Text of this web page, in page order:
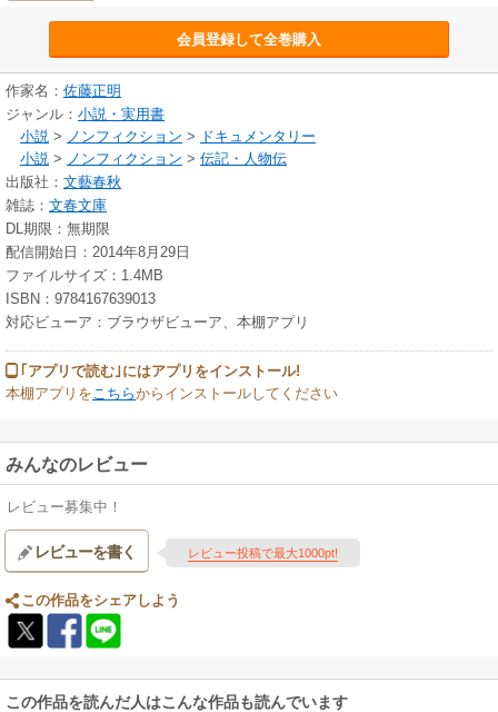
会員登録して全巻購入
作家名： 佐藤正明
ジャンル： 小説・実用書
小説 > ノンフィクション > ドキュメンタリー
小説 > ノンフィクション > 伝記・人物伝
出版社： 文藝春秋
雑誌： 文春文庫
DL期限：無期限
配信開始日：2014年8月29日
ファイルサイズ：1.4MB
ISBN：9784167639013
対応ビューア：ブラウザビューア、本棚アプリ
｢アプリで読む｣にはアプリをインストール!
本棚アプリをこちらからインストールしてください
みんなのレビュー
レビュー募集中！
レビューを書く レビュー投稿で最大1000pt!
この作品をシェアしよう
この作品を読んだ人はこんな作品も読んでいます